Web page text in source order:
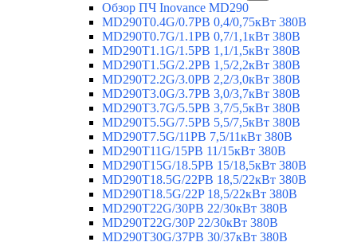
Обзор ПЧ Inovance MD290
MD290T0.4G/0.7PB 0,4/0,75кВт 380В
MD290T0.7G/1.1PB 0,7/1,1кВт 380В
MD290T1.1G/1.5PB 1,1/1,5кВт 380В
MD290T1.5G/2.2PB 1,5/2,2кВт 380В
MD290T2.2G/3.0PB 2,2/3,0кВт 380В
MD290T3.0G/3.7PB 3,0/3,7кВт 380В
MD290T3.7G/5.5PB 3,7/5,5кВт 380В
MD290T5.5G/7.5PB 5,5/7,5кВт 380В
MD290T7.5G/11PB 7,5/11кВт 380В
MD290T11G/15PB 11/15кВт 380В
MD290T15G/18.5PB 15/18,5кВт 380В
MD290T18.5G/22PB 18,5/22кВт 380В
MD290T18.5G/22P 18,5/22кВт 380В
MD290T22G/30PB 22/30кВт 380В
MD290T22G/30P 22/30кВт 380В
MD290T30G/37PB 30/37кВт 380В